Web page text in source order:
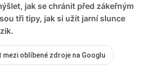
jak se chránit před zákeřným
tři tipy, jak si užít jarní slunce
mezi oblíbené zdroje na Googlu